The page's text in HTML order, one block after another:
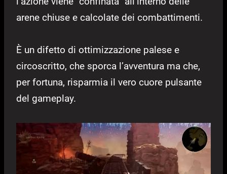
arene chiuse e calcolate dei combattimenti.
È un difetto di ottimizzazione palese e
circoscritto, che sporca l’avventura ma che,
per fortuna, risparmia il vero cuore pulsante
del gameplay.